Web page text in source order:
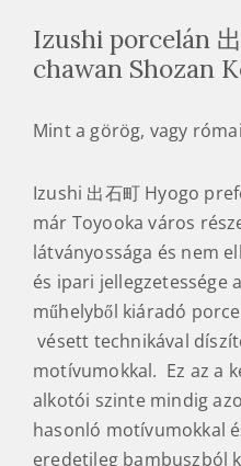
Izushi porcelán
chawan Shozan
Mint a görög, vagy
Izushi 出石町 Hyogo
már Toyooka város
látványossága és nem
és ipari jellegzetessége
műhelyből kiáradó
vésett technikával
motívumokkal. Ez az a
alkotói szinte mindig
hasonló motívumokkal
eredetileg bambuszból